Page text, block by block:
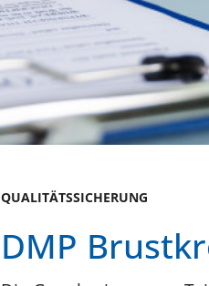
QUALITÄTSSICHERUNG
DMP